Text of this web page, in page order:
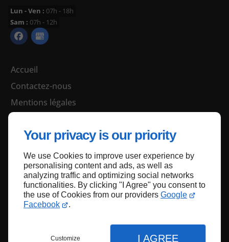
Your privacy is our priority
We use Cookies to improve user experience by
personalising content and ads, as well as
analyzing traffic and optimizing social networks
functionalities. By clicking "I Agree" you consent to
the use of Cookies from our providers Google
Facebook
.
Customize I AGREE
Lun - Ven : 07h - 18h
Sam : 07h - 12h
Accueil
Contactez-nous
Mentions légales
Haut de page